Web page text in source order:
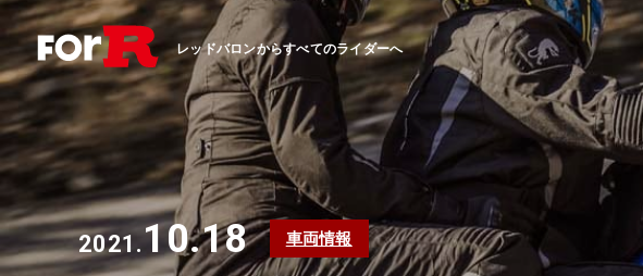
レッドバロンからすべてのライダーへ
2021.10.18 車両情報